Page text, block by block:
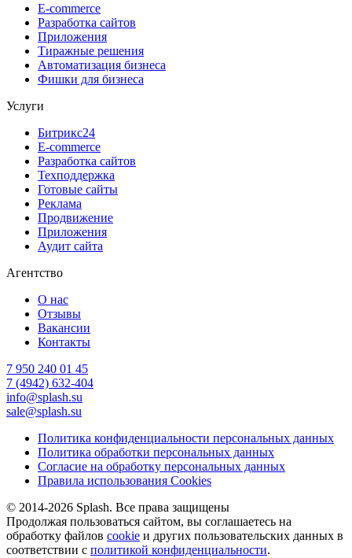
E-commerce
Разработка сайтов
Приложения
Тиражные решения
Автоматизация бизнеса
Фишки для бизнеса
Услуги
Битрикс24
E-commerce
Разработка сайтов
Техподдержка
Готовые сайты
Реклама
Продвижение
Приложения
Аудит сайта
Агентство
О нас
Отзывы
Вакансии
Контакты
7 950 240 01 45
7 (4942) 632-404
info@splash.su
sale@splash.su
Политика конфиденциальности персональных данных
Политика обработки персональных данных
Согласие на обработку персональных данных
Правила использования Cookies
© 2014-2026 Splash. Все права защищены
Продолжая пользоваться сайтом, вы соглашаетесь на
обработку файлов cookie и других пользовательских данных в
соответствии с политикой конфиденциальности.